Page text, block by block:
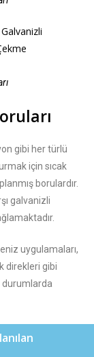
gibi her türlü
için sıcak
borulardır.
galvanizli
uygulamaları,
direkleri gibi
durumlarda